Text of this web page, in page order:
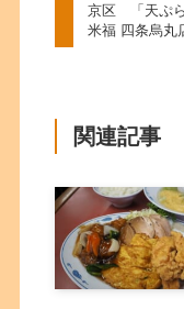
京区 「天ぷ
米福 四条烏丸
関連記事